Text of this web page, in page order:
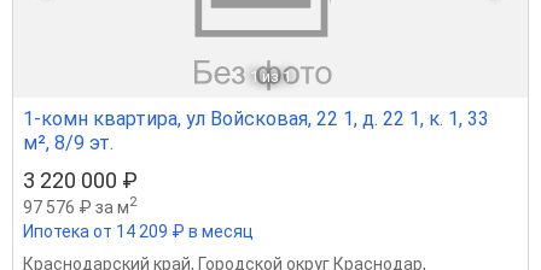
1 из 1
1-комн квартира, ул Войсковая, 22 1, д. 22 1, к. 1, 33
м², 8/9 эт.
3 220 000 ₽
97 576 ₽ за м2
Ипотека от 14 209 ₽ в месяц
Краснодарский край, Городской округ Краснодар,